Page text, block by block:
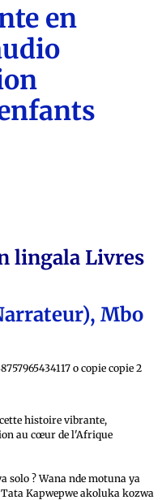
en
lingala Livres
Mbo
histoire vibrante,
au cœur de l'Afrique
solo ? Wana nde motuna ya
Kapwepwe akoluka kozwa